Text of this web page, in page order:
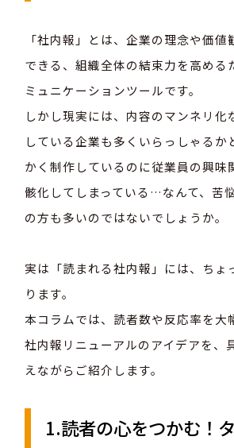
「社内報」とは、企業の理念や価
できる、組織全体の結束力を高める
ミュニケーションツールです。
しかし現実には、内容のマンネリ化
している企業も多くいらっしゃるか
かく制作しているのに従業員の興味
骸化してしまっている…なんて、苦
の方も多いのではないでしょうか。
実は「読まれる社内報」には、ちょ
ります。
本コラムでは、読者数や反応率を大
社内報リニューアルのアイデアを、
えながらご紹介します。
1.読者の心をつかむ！